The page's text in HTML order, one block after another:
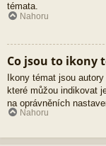
témata.
Nahoru
Co jsou to ikony
Ikony témat jsou
které můžou indikovat
na oprávněních
Nahoru